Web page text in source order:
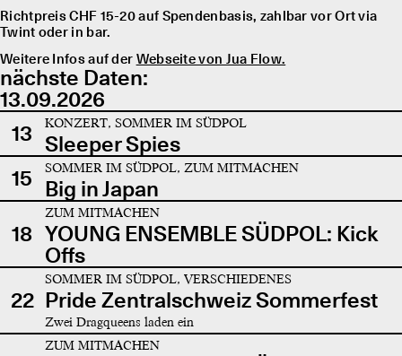
Richtpreis CHF 15-20 auf Spendenbasis, zahlbar vor Ort via
Twint oder in bar.
Weitere Infos auf der Webseite von Jua Flow.
nächste Daten:
13.09.2026
13
KONZERT, SOMMER IM SÜDPOL
Sleeper Spies
15
SOMMER IM SÜDPOL, ZUM MITMACHEN
Big in Japan
18
ZUM MITMACHEN
YOUNG ENSEMBLE SÜDPOL: Kick
Offs
22
SOMMER IM SÜDPOL, VERSCHIEDENES
Pride Zentralschweiz Sommerfest
Zwei Dragqueens laden ein
ZUM MITMACHEN